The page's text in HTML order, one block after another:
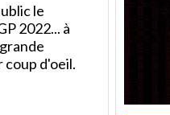
le
2022... à
d'oeil.